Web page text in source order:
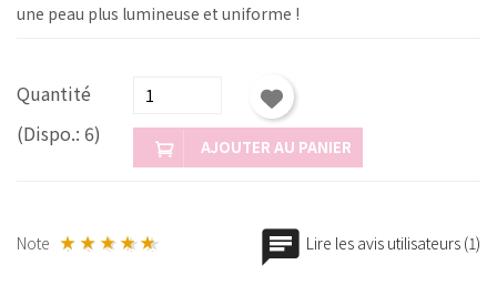
une peau plus lumineuse et uniforme !
Quantité
(Dispo.: 6)
AJOUTER AU PANIER
Note Lire les avis utilisateurs (1)